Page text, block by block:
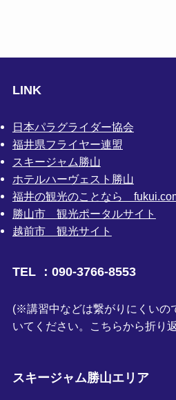
LINK
日本パラグライダー協会
福井県フライヤー連盟
スキージャム勝山
ホテルハーヴェスト勝山
福井の観光のことなら
勝山市 観光ポータルサイト
越前市 観光サイト
TEL ：090-3766-8553
(※講習中などは繋がりにくいの
いてください。こちらから折り
スキージャム勝山エリア